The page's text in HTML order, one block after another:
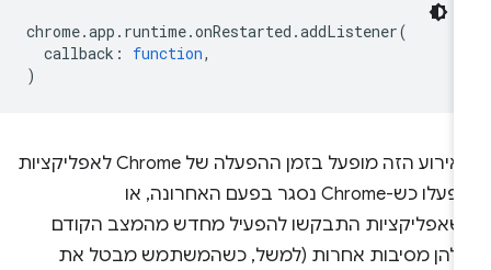
chrome. app.runtime.onRestarted.addListener
callback: function
האירוע הזה מופעל בזמן ההפעלה של Chrome לאפליקציות
שפעלו כש-Chrome נסגר בפעם האחרונה, או
התבקשו להפעיל מחדש מהמצב הקודם
מסיבות אחרות (למשל, כשהמשתמש מבטל את